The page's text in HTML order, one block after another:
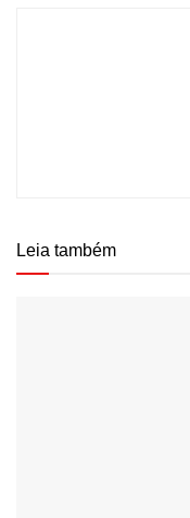
Leia também